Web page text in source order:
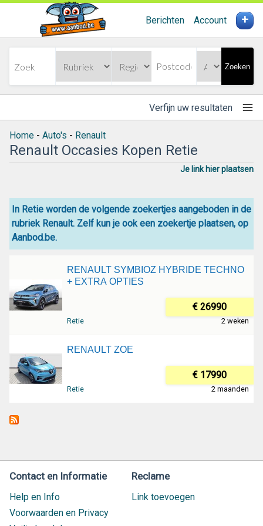
Berichten Account +
Zoeken
Verfijn uw resultaten
Home - Auto's - Renault
Renault Occasies Kopen Retie
Je link hier plaatsen
In Retie worden de volgende zoekertjes aangeboden in de
rubriek Renault. Zelf kun je ook een zoekertje plaatsen, op
Aanbod.be.
RENAULT SYMBIOZ HYBRIDE TECHNO
+ EXTRA OPTIES
€ 26990
Retie 2 weken
RENAULT ZOE
€ 17990
Retie 2 maanden
Contact en Informatie
Help en Info
Voorwaarden en Privacy
Reclame
Link toevoegen